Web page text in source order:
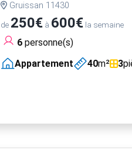
Gruissan 11430
de 250€à 600€la semaine
6personne(s)
Appartement
40m² 3